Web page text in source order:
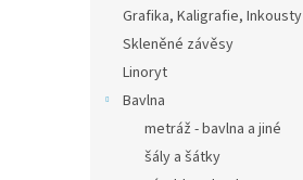
Grafika, Kaligrafie, Inkousty
Skleněné závěsy
Linoryt
Bavlna
metráž - bavlna a jiné
šály a šátky